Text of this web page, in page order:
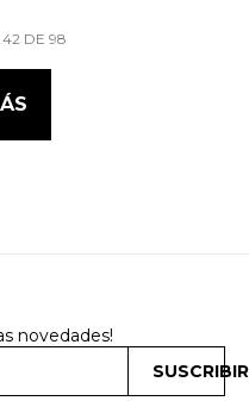
42 DE 98
novedades!